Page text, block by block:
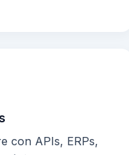
con APIs, ERPs,